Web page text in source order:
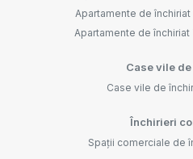
Apartamente de
Apartamente de
Case vile
Case vile de
Închirieri
Spații comerciale de